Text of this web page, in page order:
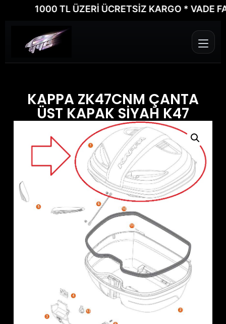
1000 TL ÜZERİ ÜCRETSİZ KARGO * VADE
KAPPA ZK47CNM ÇANTA
ÜST KAPAK SİYAH K47